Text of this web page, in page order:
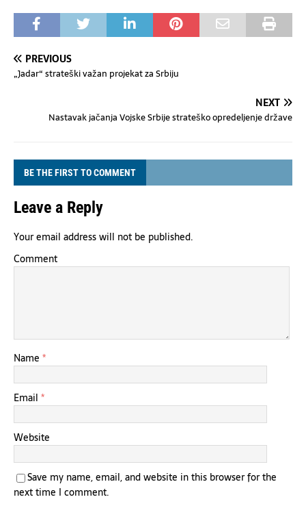
PREVIOUS
„Jadar“ strateški važan projekat za Srbiju
NEXT
Nastavak jačanja Vojske Srbije strateško opredeljenje države
BE THE FIRST TO COMMENT
Leave a Reply
Your email address will not be published.
Comment
Name *
Email *
Website
Save my name, email, and website in this browser for the
next time I comment.